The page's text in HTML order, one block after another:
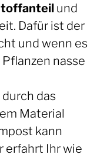
und
Dafür ist der
und wenn es
nasse
das
Material
kann
erfahrt Ihr wie